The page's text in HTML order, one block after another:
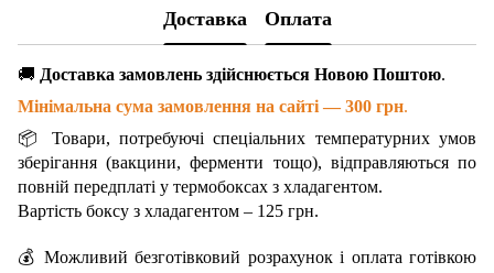
Доставка Оплата
🚚 Доставка замовлень здійснюється Новою Поштою.
Мінімальна сума замовлення на сайті — 300 грн.
📦 Товари, потребуючі спеціальних температурних умов
зберігання (вакцини, ферменти тощо), відправляються по
повній передплаті у термобоксах з хладагентом.
Вартість боксу з хладагентом – 125 грн.
💰 Можливий безготівковий розрахунок і оплата готівкою